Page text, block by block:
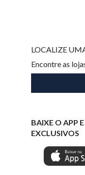
LOCALIZE
Encontre as
BAIXE O APP
EXCLUSIVOS